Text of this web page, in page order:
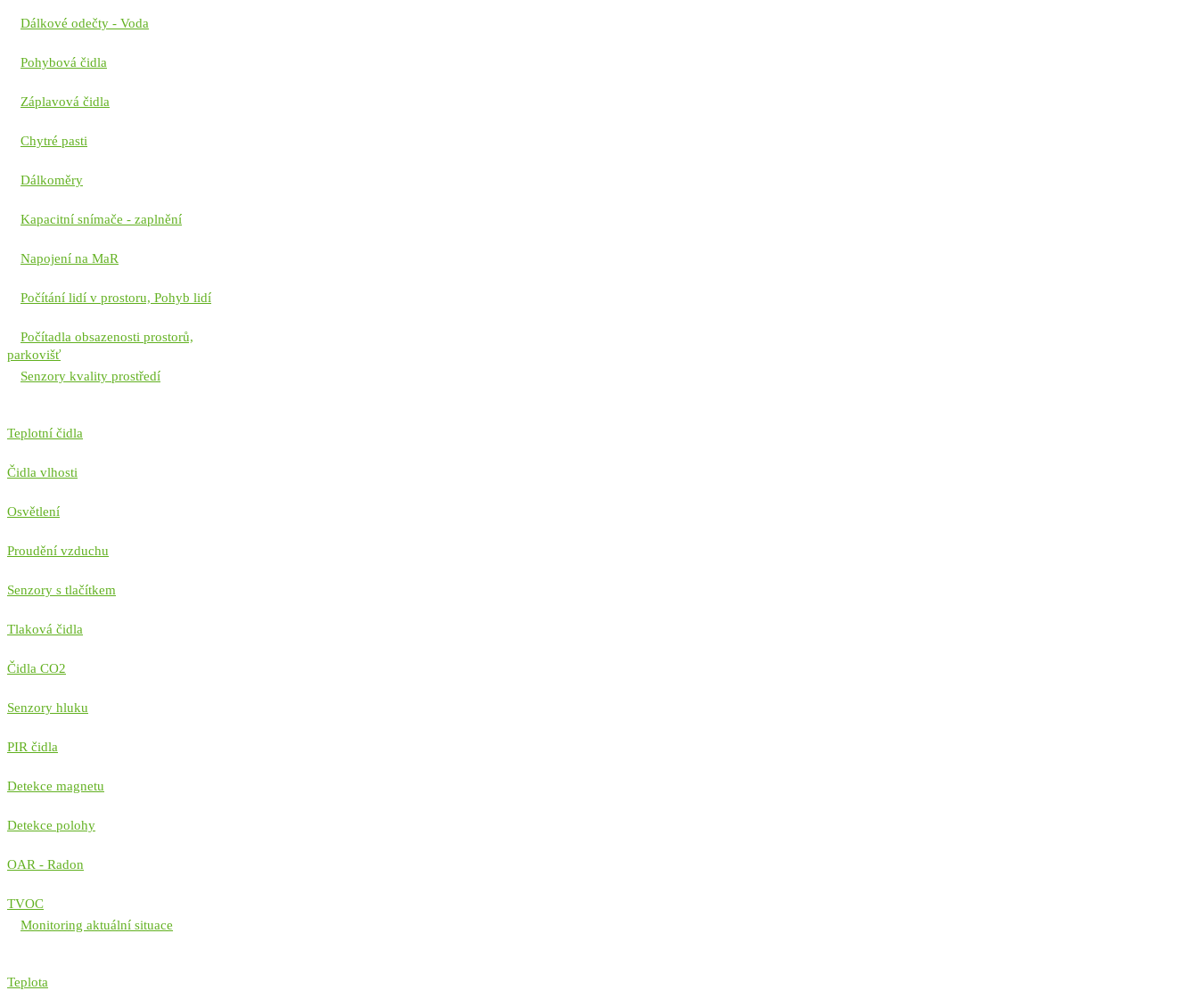
Dálkové odečty - Voda
Pohybová čidla
Záplavová čidla
Chytré pasti
Dálkoměry
Kapacitní snímače - zaplnění
Napojení na MaR
Počítání lidí v prostoru, Pohyb lidí
Počítadla obsazenosti prostorů,
parkovišť
Senzory kvality prostředí
Teplotní čidla
Čidla vlhosti
Osvětlení
Proudění vzduchu
Senzory s tlačítkem
Tlaková čidla
Čidla CO2
Senzory hluku
PIR čidla
Detekce magnetu
Detekce polohy
OAR - Radon
TVOC
Monitoring aktuální situace
Teplota